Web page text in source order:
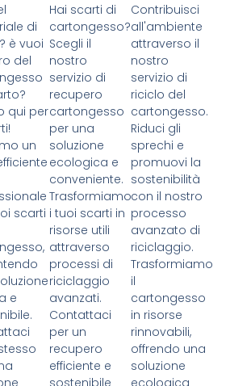
di
è vuoi
del
qui per
un
scarti
e
Hai scarti di
cartongesso?
Scegli il
nostro
servizio di
recupero
cartongesso
per una
soluzione
ecologica e
conveniente.
Trasformiamo
i tuoi scarti in
risorse utili
attraverso
processi di
riciclaggio
avanzati.
Contattaci
per un
recupero
efficiente e
sostenibile
Contribuisci
all'ambiente
attraverso il
nostro
servizio di
riciclo del
cartongesso.
Riduci gli
sprechi e
promuovi la
sostenibilità
con il nostro
processo
avanzato di
riciclaggio.
Trasformiamo
il
cartongesso
in risorse
rinnovabili,
offrendo una
soluzione
ecologica